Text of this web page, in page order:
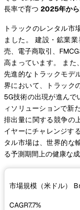
長率で育つ 2025年から
トラックのレンタル市
ました。 建設・鉱業
売、電子商取引、
高まっています。 また
先進的なトラックモデ
界において、トラック
5G技術の出現が進んで
ィソリューションで新
排出量に関する競争の
イヤーにチャレンジす
タル市場は、世界的な
る予測期間上の健康な
市場規模（米ドル）
CAGR7.7%